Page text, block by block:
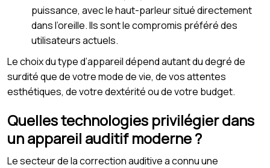
puissance, avec le haut-parleur situé directement
dans l’oreille. Ils sont le compromis préféré des
utilisateurs actuels.
Le choix du type d’appareil dépend autant du degré de
surdité que de votre mode de vie, de vos attentes
esthétiques, de votre dextérité ou de votre budget.
Quelles technologies privilégier dans
un appareil auditif moderne ?
Le secteur de la correction auditive a connu une